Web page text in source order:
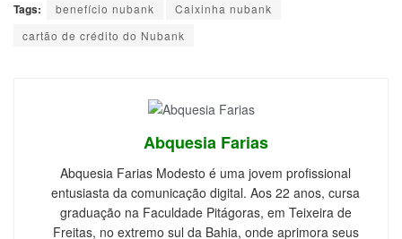
Tags: benefício nubank
Caixinha nubank
cartão de crédito do Nubank
Abquesia Farias
Abquesia Farias Modesto é uma jovem profissional
entusiasta da comunicação digital. Aos 22 anos, cursa
graduação na Faculdade Pitágoras, em Teixeira de
Freitas, no extremo sul da Bahia, onde aprimora seus